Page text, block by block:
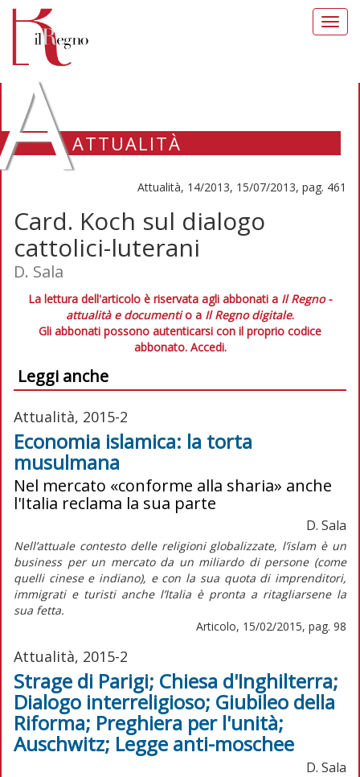
ATTUALITÀ
Attualità, 14/2013, 15/07/2013, pag. 461
Card. Koch sul dialogo
cattolici-luterani
D. Sala
La lettura dell'articolo è riservata agli abbonati a Il Regno -
attualità e documentio a Il Regno digitale.
Gli abbonati possono autenticarsi con il proprio codice
abbonato. Accedi.
Leggi anche
Attualità, 2015-2
Economia islamica: la torta
musulmana
Nel mercato «conforme alla sharia» anche
l'Italia reclama la sua parte
D. Sala
Nell’attuale contesto delle religioni globalizzate, l’islam è un
business per un mercato da un miliardo di persone (come
quelli cinese e indiano), e con la sua quota di imprenditori,
immigrati e turisti anche l’Italia è pronta a ritagliarsene la
sua fetta.
Articolo, 15/02/2015, pag. 98
Attualità, 2015-2
Strage di Parigi; Chiesa d'Inghilterra;
Dialogo interreligioso; Giubileo della
Riforma; Preghiera per l'unità;
Auschwitz; Legge anti-moschee
D. Sala